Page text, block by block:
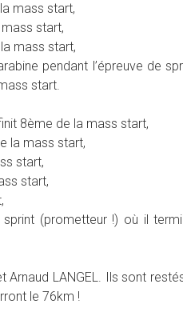
mass start,
start,
mass start,
pendant l’épreuve de
start.
8ème de la mass start,
la mass start,
start,
start,
sprint (prometteur !) où il
Arnaud LANGEL. Ils sont
le 76km !